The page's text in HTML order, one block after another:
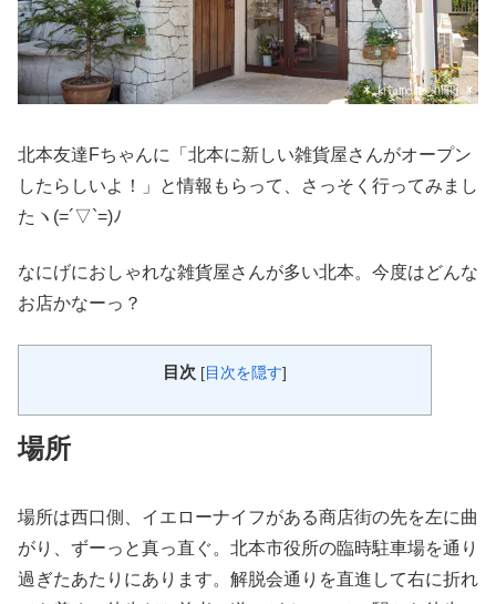
北本友達Fちゃんに「北本に新しい雑貨屋さんがオープン
したらしいよ！」と情報もらって、さっそく行ってみまし
たヽ(=´▽`=)ﾉ
なにげにおしゃれな雑貨屋さんが多い北本。今度はどんな
お店かなーっ？
目次 [目次を隠す]
場所
場所は西口側、イエローナイフがある商店街の先を左に曲
がり、ずーっと真っ直ぐ。北本市役所の臨時駐車場を通り
過ぎたあたりにあります。解脱会通りを直進して右に折れ